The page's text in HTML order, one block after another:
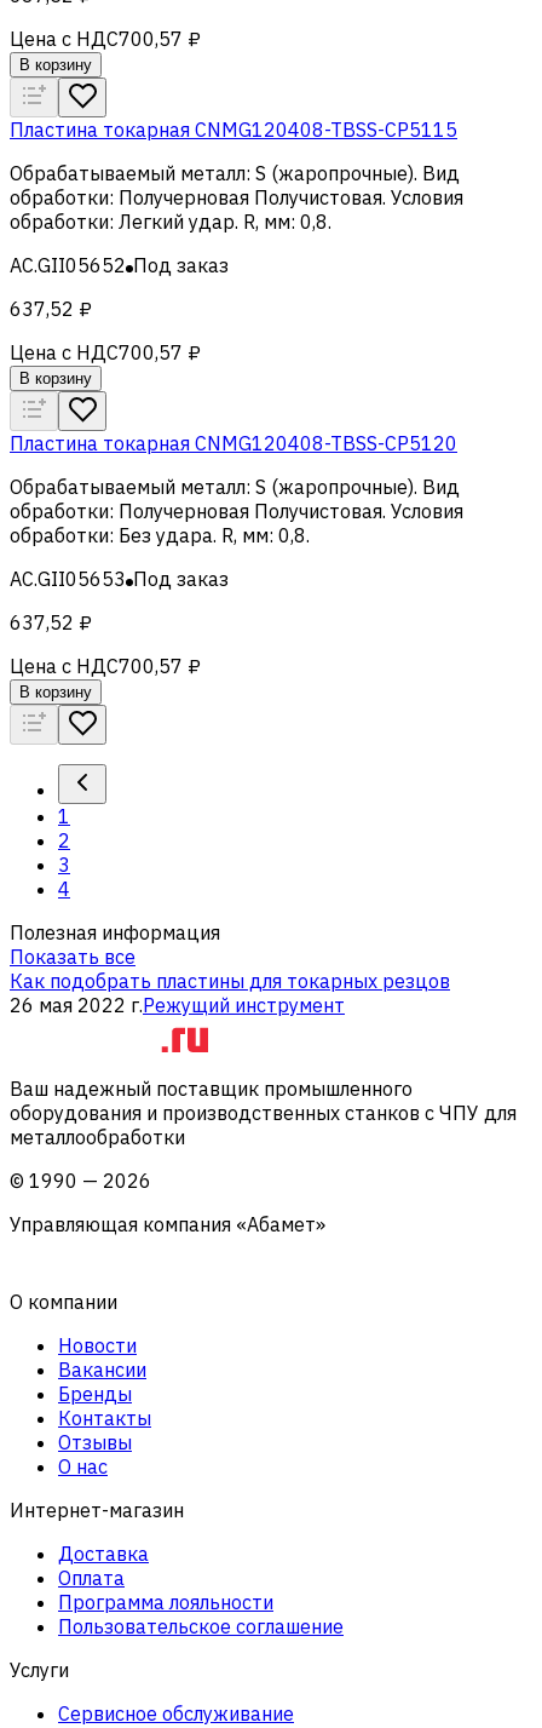
Цена с НДС700,57 ₽
В корзину
Пластина токарная CNMG120408-TBSS-CP5115
Обрабатываемый металл: S (жаропрочные). Вид
обработки: Получерновая Получистовая. Условия
обработки: Легкий удар. R, мм: 0,8.
AC.GII05652 Под заказ
637,52 ₽
Цена с НДС700,57 ₽
В корзину
Пластина токарная CNMG120408-TBSS-CP5120
Обрабатываемый металл: S (жаропрочные). Вид
обработки: Получерновая Получистовая. Условия
обработки: Без удара. R, мм: 0,8.
AC.GII05653 Под заказ
637,52 ₽
Цена с НДС700,57 ₽
В корзину
1
2
3
4
Полезная информация
Показать все
Как подобрать пластины для токарных резцов
26 мая 2022 г.Режущий инструмент
Ваш надежный поставщик промышленного
оборудования и производственных станков с ЧПУ для
металлообработки
© 1990 — 2026
Управляющая компания «Абамет»
О компании
Новости
Вакансии
Бренды
Контакты
Отзывы
О нас
Интернет-магазин
Доставка
Оплата
Программа лояльности
Пользовательское соглашение
Услуги
Сервисное обслуживание